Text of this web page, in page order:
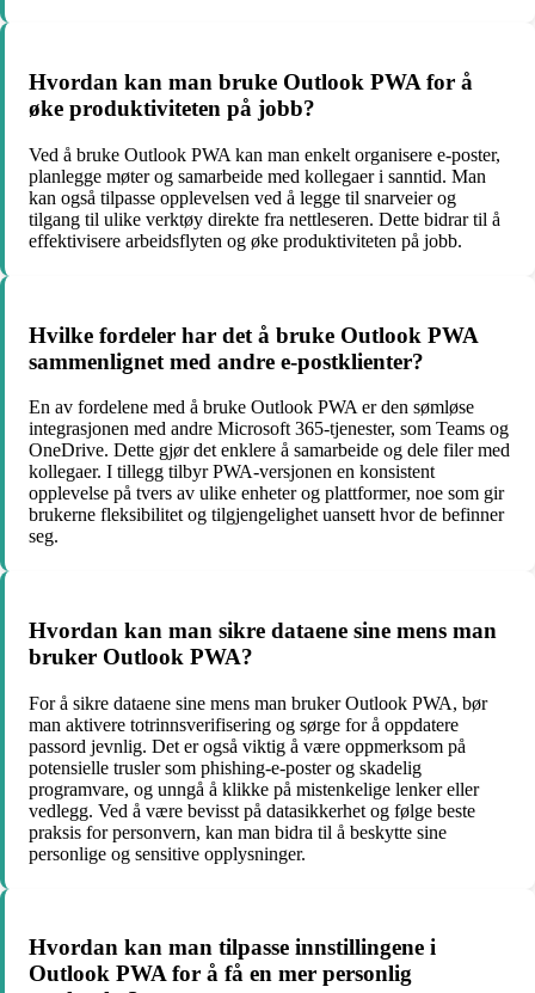
Hvordan kan man bruke Outlook PWA for å
øke produktiviteten på jobb?
Ved å bruke Outlook PWA kan man enkelt organisere e-poster,
planlegge møter og samarbeide med kollegaer i sanntid. Man
kan også tilpasse opplevelsen ved å legge til snarveier og
tilgang til ulike verktøy direkte fra nettleseren. Dette bidrar til å
effektivisere arbeidsflyten og øke produktiviteten på jobb.
Hvilke fordeler har det å bruke Outlook PWA
sammenlignet med andre e-postklienter?
En av fordelene med å bruke Outlook PWA er den sømløse
integrasjonen med andre Microsoft 365-tjenester, som Teams og
OneDrive. Dette gjør det enklere å samarbeide og dele filer med
kollegaer. I tillegg tilbyr PWA-versjonen en konsistent
opplevelse på tvers av ulike enheter og plattformer, noe som gir
brukerne fleksibilitet og tilgjengelighet uansett hvor de befinner
seg.
Hvordan kan man sikre dataene sine mens man
bruker Outlook PWA?
For å sikre dataene sine mens man bruker Outlook PWA, bør
man aktivere totrinnsverifisering og sørge for å oppdatere
passord jevnlig. Det er også viktig å være oppmerksom på
potensielle trusler som phishing-e-poster og skadelig
programvare, og unngå å klikke på mistenkelige lenker eller
vedlegg. Ved å være bevisst på datasikkerhet og følge beste
praksis for personvern, kan man bidra til å beskytte sine
personlige og sensitive opplysninger.
Hvordan kan man tilpasse innstillingene i
Outlook PWA for å få en mer personlig